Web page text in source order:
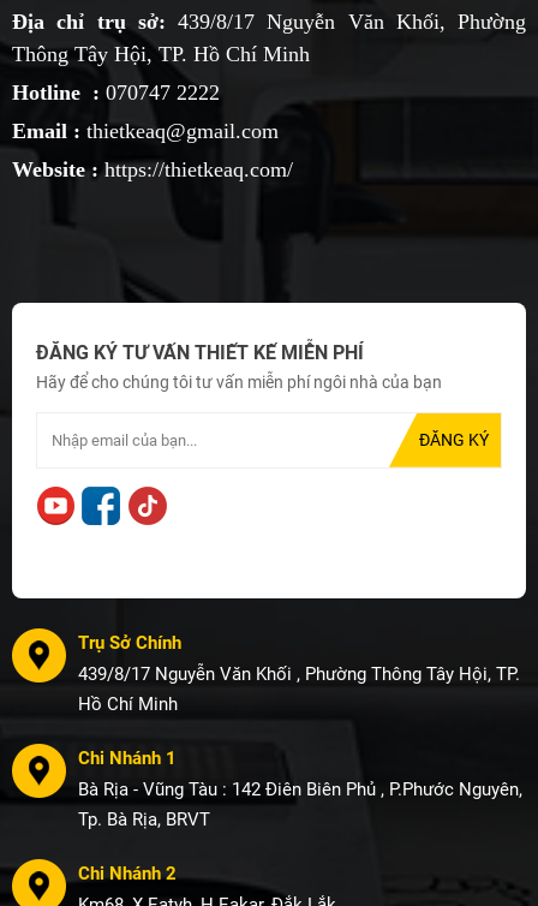
Địa chỉ trụ sở: 439/8/17 Nguyễn Văn Khối, Phường
Thông Tây Hội, TP. Hồ Chí Minh
Hotline : 070747 2222
Email : thietkeaq@gmail.com
Website : https://thietkeaq.com/
ĐĂNG KÝ TƯ VẤN THIẾT KẾ MIỄN PHÍ
Hãy để cho chúng tôi tư vấn miễn phí ngôi nhà của bạn
Trụ Sở Chính
439/8/17 Nguyễn Văn Khối , Phường Thông Tây Hội, TP.
Hồ Chí Minh
Chi Nhánh 1
Bà Rịa - Vũng Tàu : 142 Điên Biên Phủ , P.Phước Nguyên,
Tp. Bà Rịa, BRVT
Chi Nhánh 2